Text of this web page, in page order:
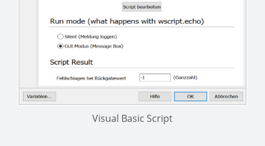
Visual Basic Script